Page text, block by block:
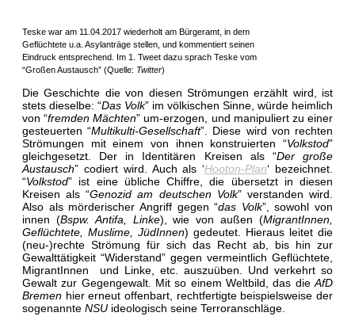
Teske war am 11.04.2017 wiederholt am Bürgeramt, in dem
Geflüchtete u.a. Asylanträge stellen, und kommentiert seinen
Eindruck entsprechend. Im 1. Tweet dazu sprach Teske vom
“Großen Austausch” (Quelle: Twitter)
Die Geschichte die von diesen Strömungen erzählt wird, ist
stets dieselbe: “Das Volk” im völkischen Sinne, würde heimlich
von “fremden Mächten” um-erzogen, und manipuliert zu einer
gesteuerten “Multikulti-Gesellschaft”. Diese wird von rechten
Strömungen mit einem von ihnen konstruierten “Volkstod”
gleichgesetzt. Der in Identitären Kreisen als “Der große
Austausch” codiert wird. Auch als ‘Hooton-Plan‘ bezeichnet.
“Volkstod” ist eine übliche Chiffre, die übersetzt in diesen
Kreisen als “Genozid am deutschen Volk” verstanden wird.
Also als mörderischer Angriff gegen “das Volk”, sowohl von
innen (Bspw. Antifa, Linke), wie von außen (MigrantInnen,
Geflüchtete, Muslime, JüdInnen) gedeutet. Hieraus leitet die
(neu-)rechte Strömung für sich das Recht ab, bis hin zur
Gewalttätigkeit “Widerstand” gegen vermeintlich Geflüchtete,
MigrantInnen und Linke, etc. auszuüben. Und verkehrt so
Gewalt zur Gegengewalt. Mit so einem Weltbild, das die AfD
Bremen hier erneut offenbart, rechtfertigte beispielsweise der
sogenannte NSU ideologisch seine Terroranschläge.